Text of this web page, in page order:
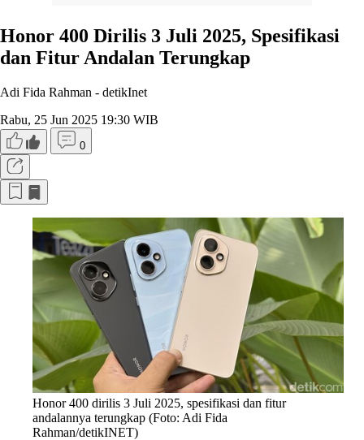
Honor 400 Dirilis 3 Juli 2025, Spesifikasi
dan Fitur Andalan Terungkap
Adi Fida Rahman - detikInet
Rabu, 25 Jun 2025 19:30 WIB
0
Honor 400 dirilis 3 Juli 2025, spesifikasi dan fitur
andalannya terungkap (Foto: Adi Fida
Rahman/detikINET)